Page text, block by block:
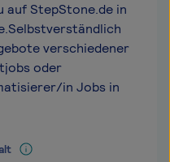
StepStone.de in
verschiedener
oder
in Jobs in